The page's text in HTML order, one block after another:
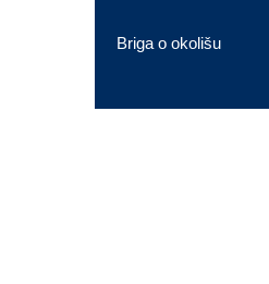
Briga o okolišu